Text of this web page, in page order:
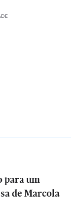
para um
de Marcola